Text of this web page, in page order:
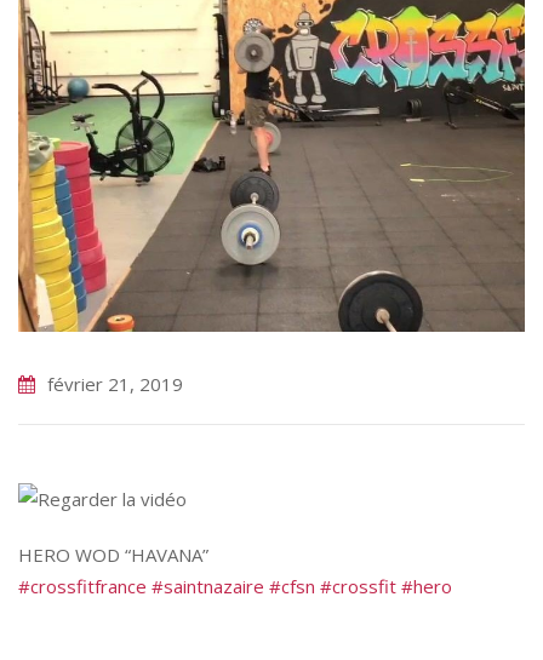
février 21, 2019
HERO WOD “HAVANA”
#crossfitfrance #saintnazaire #cfsn #crossfit #hero